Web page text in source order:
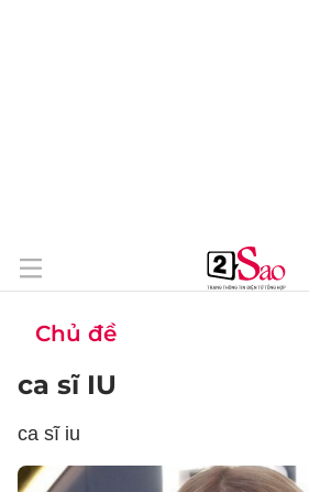
Chủ đề
ca sĩ IU
ca sĩ iu